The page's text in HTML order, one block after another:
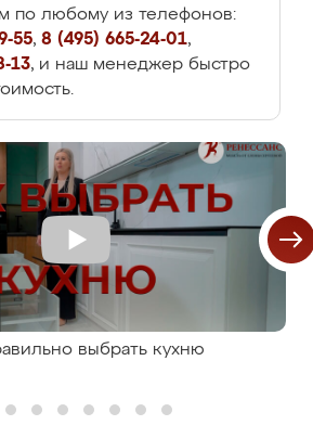
по любому из телефонов:
55, 8 (495) 665-24-01,
13, и наш менеджер быстро
выбрать кухню